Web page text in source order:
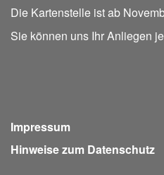
Die Kartenstelle ist ab
Sie können uns Ihr Anliegen
Impressum
Hinweise zum Datenschutz